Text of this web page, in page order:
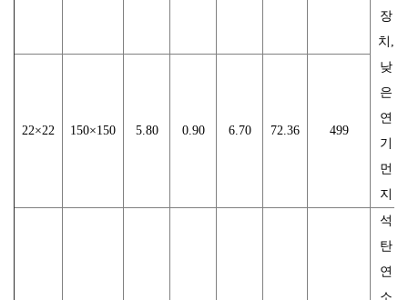
장
치,
낮
은
연
기
먼
지
22×22 150×150 5.80 0.90 6.70 72.36 499
석
탄
연
소